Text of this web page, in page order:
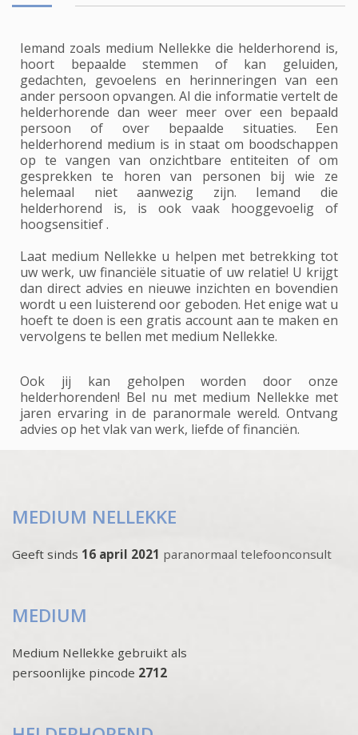
Iemand zoals medium Nellekke die helderhorend is,
hoort bepaalde stemmen of kan geluiden,
gedachten, gevoelens en herinneringen van een
ander persoon opvangen. Al die informatie vertelt de
helderhorende dan weer meer over een bepaald
persoon of over bepaalde situaties. Een
helderhorend medium is in staat om boodschappen
op te vangen van onzichtbare entiteiten of om
gesprekken te horen van personen bij wie ze
helemaal niet aanwezig zijn. Iemand die
helderhorend is, is ook vaak hooggevoelig of
hoogsensitief .
Laat medium Nellekke u helpen met betrekking tot
uw werk, uw financiële situatie of uw relatie! U krijgt
dan direct advies en nieuwe inzichten en bovendien
wordt u een luisterend oor geboden. Het enige wat u
hoeft te doen is een gratis account aan te maken en
vervolgens te bellen met medium Nellekke.
Ook jij kan geholpen worden door onze
helderhorenden! Bel nu met medium Nellekke met
jaren ervaring in de paranormale wereld. Ontvang
advies op het vlak van werk, liefde of financiën.
MEDIUM NELLEKKE
Geeft sinds 16 april 2021 paranormaal telefoonconsult
MEDIUM
Medium Nellekke gebruikt als
persoonlijke pincode 2712